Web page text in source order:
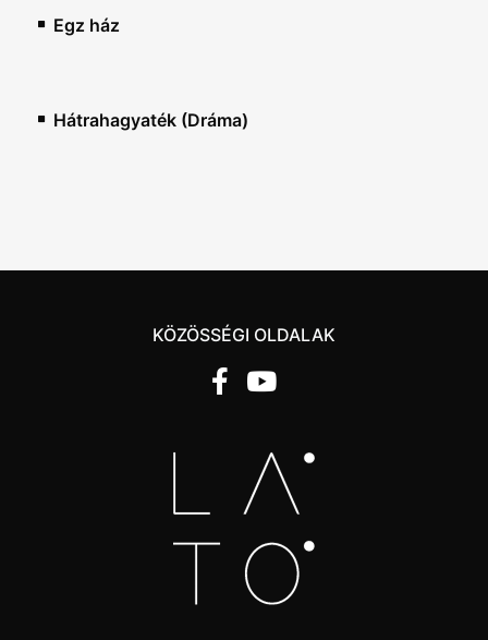
Egz ház
Hátrahagyaték (Dráma)
KÖZÖSSÉGI OLDALAK